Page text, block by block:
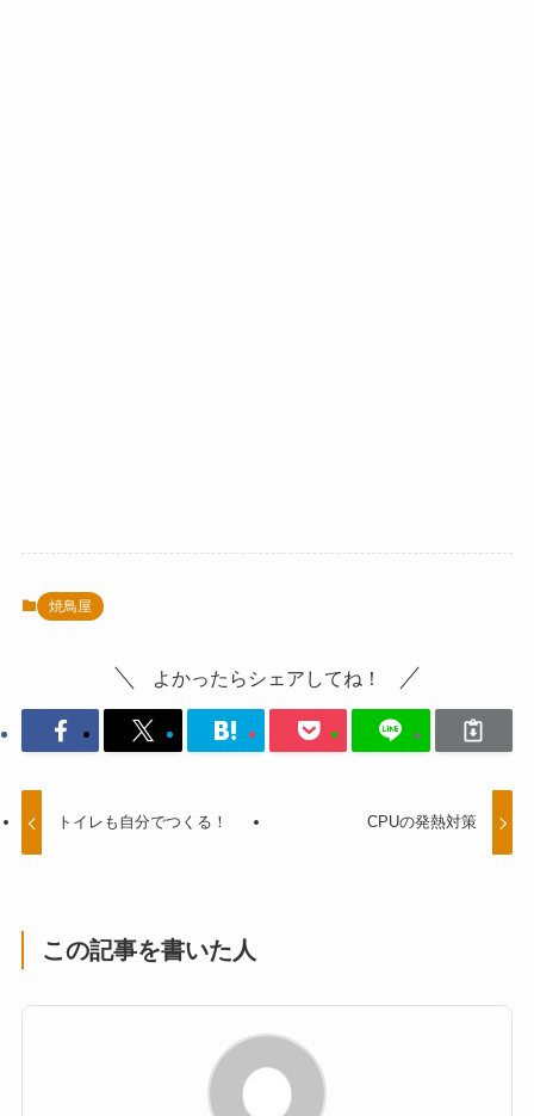
焼鳥屋
よかったらシェアしてね！
トイレも自分でつくる！ CPUの発熱対策
この記事を書いた人